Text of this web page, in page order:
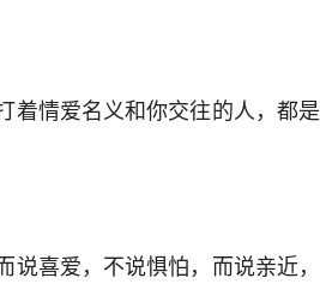
着情爱名义和你交往的人，都是
喜爱，不说惧怕，而说亲近，